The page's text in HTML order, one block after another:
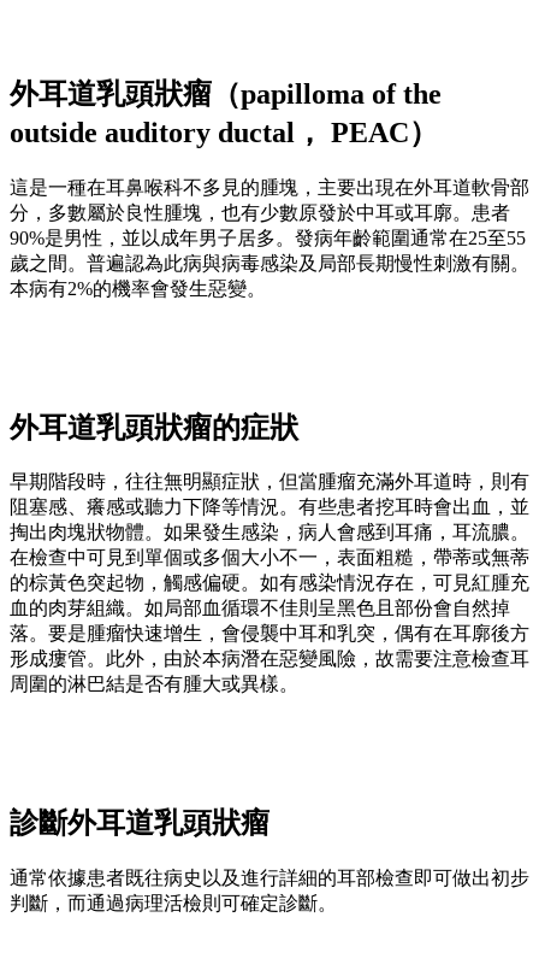
外耳道乳頭狀瘤（papilloma of the
outside auditory ductal， PEAC）
這是一種在耳鼻喉科不多見的腫塊，主要出現在外耳道軟骨部
分，多數屬於良性腫塊，也有少數原發於中耳或耳廓。患者
90%是男性，並以成年男子居多。發病年齡範圍通常在25至55
歲之間。普遍認為此病與病毒感染及局部長期慢性刺激有關。
本病有2%的機率會發生惡變。
外耳道乳頭狀瘤的症狀
早期階段時，往往無明顯症狀，但當腫瘤充滿外耳道時，則有
阻塞感、癢感或聽力下降等情況。有些患者挖耳時會出血，並
掏出肉塊狀物體。如果發生感染，病人會感到耳痛，耳流膿。
在檢查中可見到單個或多個大小不一，表面粗糙，帶蒂或無蒂
的棕黃色突起物，觸感偏硬。如有感染情況存在，可見紅腫充
血的肉芽組織。如局部血循環不佳則呈黑色且部份會自然掉
落。要是腫瘤快速增生，會侵襲中耳和乳突，偶有在耳廓後方
形成瘻管。此外，由於本病潛在惡變風險，故需要注意檢查耳
周圍的淋巴結是否有腫大或異樣。
診斷外耳道乳頭狀瘤
通常依據患者既往病史以及進行詳細的耳部檢查即可做出初步
判斷，而通過病理活檢則可確定診斷。